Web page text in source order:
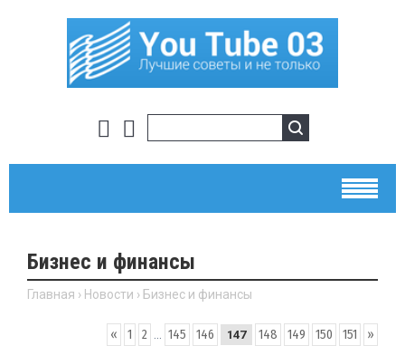
Бизнес и финансы
Главная › Новости › Бизнес и финансы
« 1 2 145 146 147 148 149 150 151 »